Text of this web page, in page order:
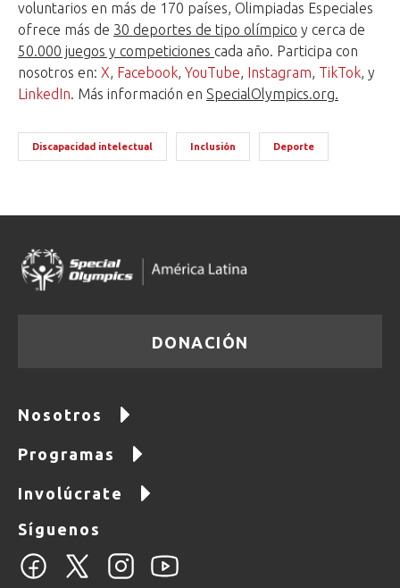
voluntarios en más de 170 países, Olimpiadas Especiales
ofrece más de 30 deportes de tipo olímpico y cerca de
50.000 juegos y competiciones cada año. Participa con
nosotros en: X, Facebook, YouTube, Instagram, TikTok, y
LinkedIn. Más información en SpecialOlympics.org.
Discapacidad intelectual Inclusión Deporte
DONACIÓN
Nosotros
Programas
Involúcrate
Síguenos